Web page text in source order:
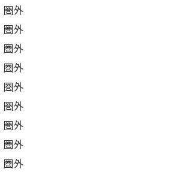
圏外
圏外
圏外
圏外
圏外
圏外
圏外
圏外
圏外